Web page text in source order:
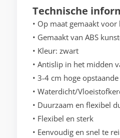
Technische
• Op maat gemaakt
• Gemaakt van ABS
• Kleur: zwart
• Antislip in het midden
• 3-4 cm hoge
• Waterdicht/
• Duurzaam en flexibel
• Flexibel en sterk
• Eenvoudig en snel te